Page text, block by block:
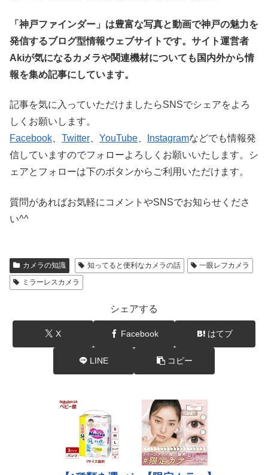
「神戸ファインダー」は豊富な写真と動画で神戸の魅力を
発信するブログ型情報ウェブサイトです。サイト運営者
Akiが気になるカメラや関連機材についても国内外から情
報を集め記事にしています。
記事を気に入っていただけましたらSNSでシェアをよろ
しくお願いします。
Facebook
Twitter YouTube Instagramなどでも情報発
信していますのでフォローよろしくお願いいたします。シ
ェアとフォローは下のボタンからご利用いただけます。
質問があればお気軽にコメントやSNSでお知らせくださ
い^^
カメラの知識 知ってると便利なカメラの話
一眼レフカメラ
ミラーレスカメラ
シェアする
X Facebook はてブ
LINE コピー